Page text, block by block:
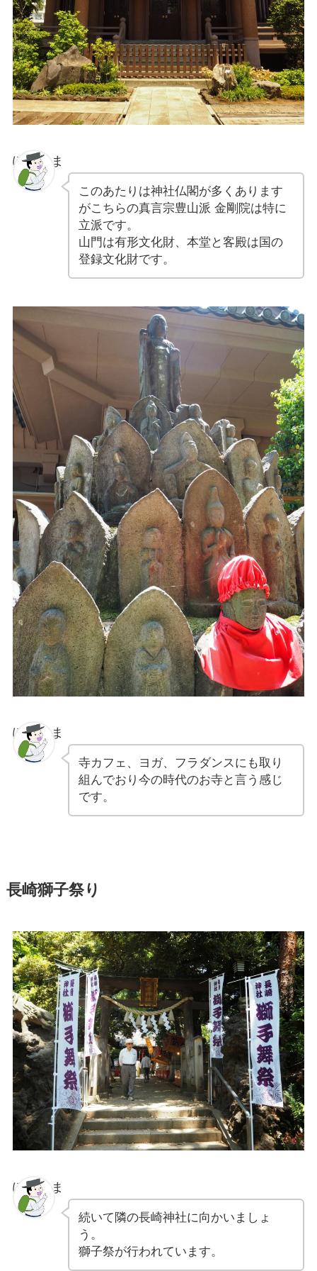
ぽちゃま
このあたりは神社仏閣が多くあります
がこちらの真言宗豊山派 金剛院は特に
立派です。
山門は有形文化財、本堂と客殿は国の
登録文化財です。
ぽちゃま
寺カフェ、ヨガ、フラダンスにも取り
組んでおり今の時代のお寺と言う感じ
です。
長崎獅子祭り
ぽちゃま
続いて隣の長崎神社に向かいましょ
う。
獅子祭が行われています。